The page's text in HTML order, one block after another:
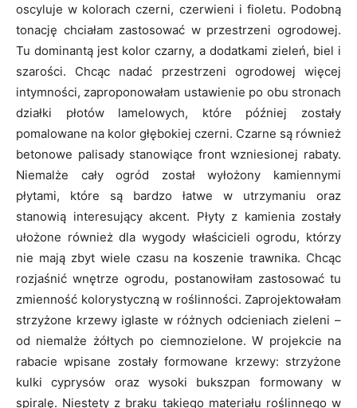
oscyluje w kolorach czerni, czerwieni i fioletu. Podobną
tonację chciałam zastosować w przestrzeni ogrodowej.
Tu dominantą jest kolor czarny, a dodatkami zieleń, biel i
szarości. Chcąc nadać przestrzeni ogrodowej więcej
intymności, zaproponowałam ustawienie po obu stronach
działki płotów lamelowych, które później zostały
pomalowane na kolor głębokiej czerni. Czarne są również
betonowe palisady stanowiące front wzniesionej rabaty.
Niemalże cały ogród został wyłożony kamiennymi
płytami, które są bardzo łatwe w utrzymaniu oraz
stanowią interesujący akcent. Płyty z kamienia zostały
ułożone również dla wygody właścicieli ogrodu, którzy
nie mają zbyt wiele czasu na koszenie trawnika. Chcąc
rozjaśnić wnętrze ogrodu, postanowiłam zastosować tu
zmienność kolorystyczną w roślinności. Zaprojektowałam
strzyżone krzewy iglaste w różnych odcieniach zieleni –
od niemalże żółtych po ciemnozielone. W projekcie na
rabacie wpisane zostały formowane krzewy: strzyżone
kulki cyprysów oraz wysoki bukszpan formowany w
spiralę. Niestety z braku takiego materiału roślinnego w